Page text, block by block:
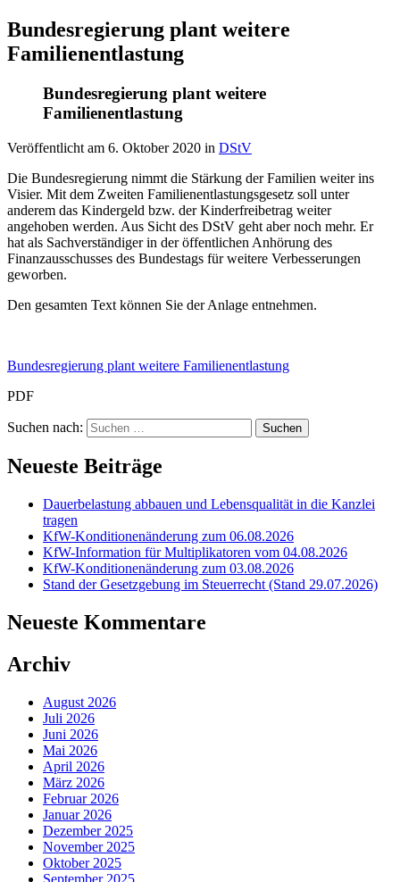
Bundesregierung plant weitere
Familienentlastung
Bundesregierung plant weitere
Familienentlastung
Veröffentlicht am 6. Oktober 2020 in DStV
Die Bundesregierung nimmt die Stärkung der Familien weiter ins
Visier. Mit dem Zweiten Familienentlastungsgesetz soll unter
anderem das Kindergeld bzw. der Kinderfreibetrag weiter
angehoben werden. Aus Sicht des DStV geht aber noch mehr. Er
hat als Sachverständiger in der öffentlichen Anhörung des
Finanzausschusses des Bundestags für weitere Verbesserungen
geworben.
Den gesamten Text können Sie der Anlage entnehmen.
Bundesregierung plant weitere Familienentlastung
PDF
Suchen nach:
Neueste Beiträge
Dauerbelastung abbauen und Lebensqualität in die Kanzlei
tragen
KfW-Konditionenänderung zum 06.08.2026
KfW-Information für Multiplikatoren vom 04.08.2026
KfW-Konditionenänderung zum 03.08.2026
Stand der Gesetzgebung im Steuerrecht (Stand 29.07.2026)
Neueste Kommentare
Archiv
August 2026
Juli 2026
Juni 2026
Mai 2026
April 2026
März 2026
Februar 2026
Januar 2026
Dezember 2025
November 2025
Oktober 2025
September 2025